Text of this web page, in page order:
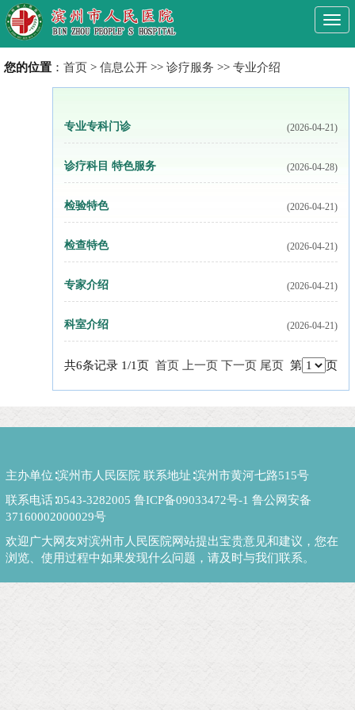
您的位置 ： 首页 > 信息公开 >> 诊疗服务 >> 专业介绍
(2026-04-21)
专业专科门诊
(2026-04-28)
诊疗科目 特色服务
(2026-04-21)
检验特色
(2026-04-21)
检查特色
(2026-04-21)
专家介绍
(2026-04-21)
科室介绍
共6条记录 1/1页 首页 上一页 下一页 尾页 第 页
主办单位∶滨州市人民医院 联系地址∶滨州市黄河七路515号
联系电话∶0543-3282005 鲁ICP备09033472号-1 鲁公网安备
37160002000029号
欢迎广大网友对滨州市人民医院网站提出宝贵意见和建议，您在
浏览、使用过程中如果发现什么问题，请及时与我们联系。